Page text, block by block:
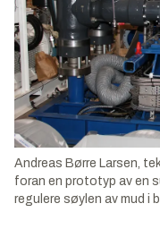
Andreas Børre Larsen,
foran en prototyp av en
regulere søylen av mud i